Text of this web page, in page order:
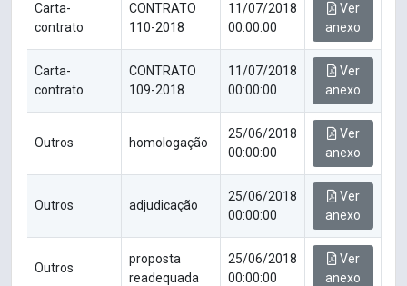
Carta-
contrato
CONTRATO
110-2018
11/07/2018
00:00:00
Ver
anexo
Carta-
contrato
CONTRATO
109-2018
11/07/2018
00:00:00
Ver
anexo
Outros homologação
25/06/2018
00:00:00
Ver
anexo
Outros adjudicação
25/06/2018
00:00:00
Ver
anexo
Outros
proposta
readequada
25/06/2018
00:00:00
Ver
anexo